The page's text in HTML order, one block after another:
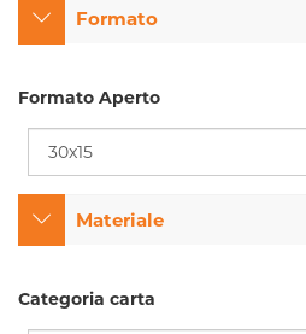
Formato
Formato Aperto
Materiale
Categoria carta